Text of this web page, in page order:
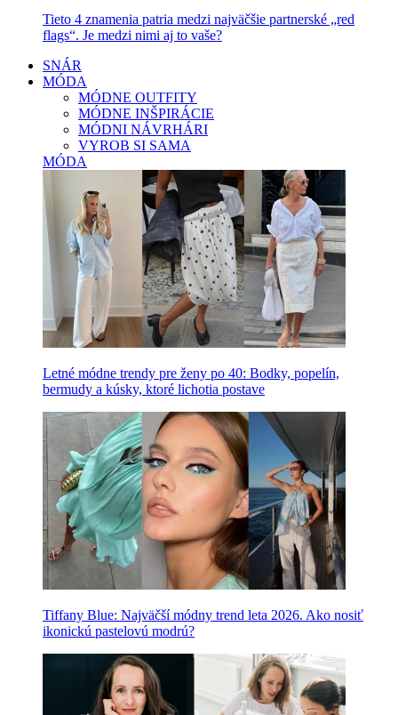
Tieto 4 znamenia patria medzi najväčšie partnerské „red
flags“. Je medzi nimi aj to vaše?
SNÁR
MÓDA
MÓDNE OUTFITY
MÓDNE INŠPIRÁCIE
MÓDNI NÁVRHÁRI
VYROB SI SAMA
MÓDA
Letné módne trendy pre ženy po 40: Bodky, popelín,
bermudy a kúsky, ktoré lichotia postave
Tiffany Blue: Najväčší módny trend leta 2026. Ako nosiť
ikonickú pastelovú modrú?